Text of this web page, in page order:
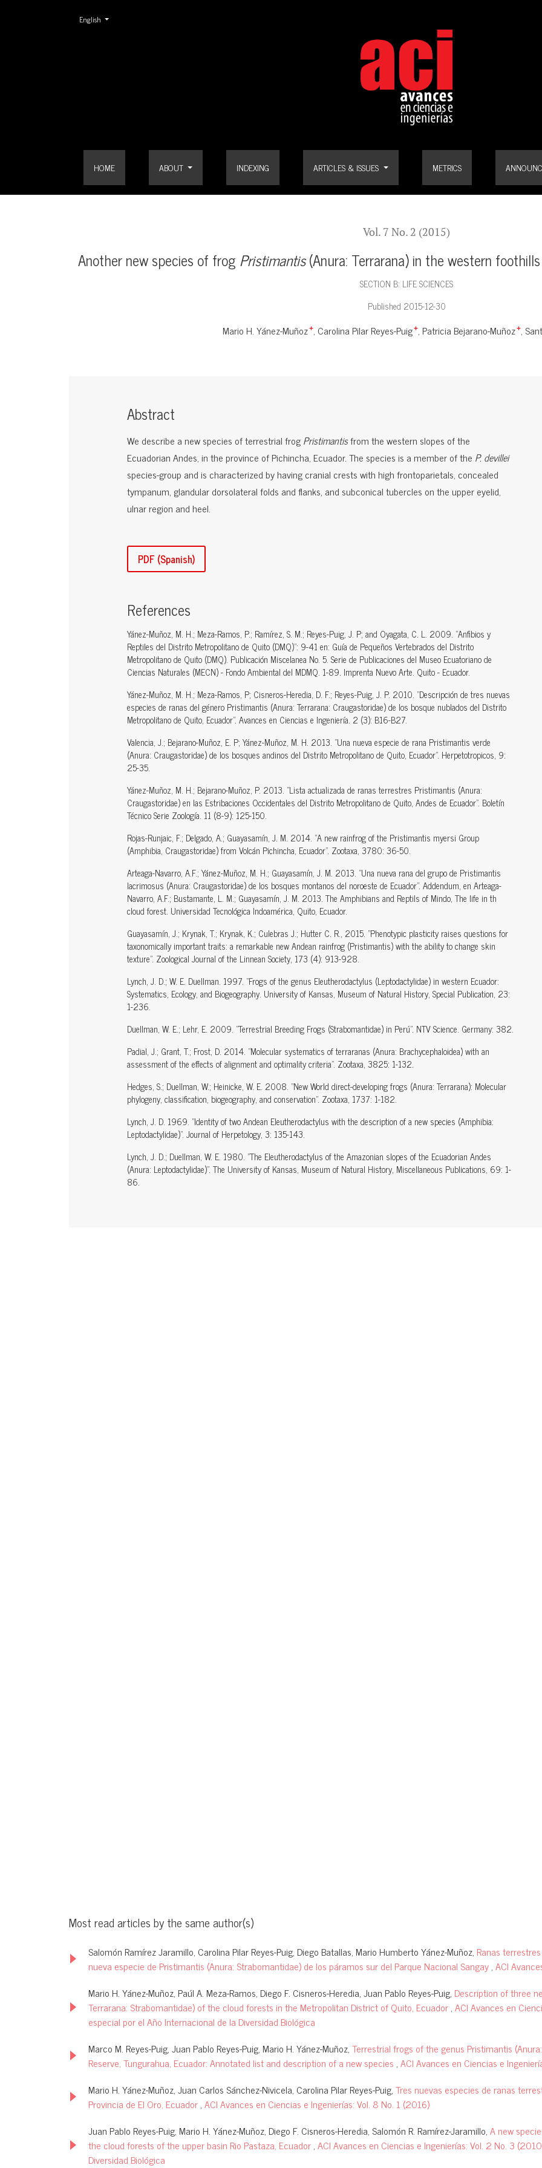
Another new species of frog <em>Pristimantis</em> (Anura: Terrarana) in the western foothills of the Pichincha Volcano,
HOME ABOUT INDEXING ARTICLES & ISSUES METRICS
Change the language. The current language is:
English
Vol. 7 No. 2 (2015)
Another new species of frog Pristimantis(Anura: Terrarana) in the western
SECTION B: LIFE SCIENCES
Published 2015-12-30
Mario H. Yánez-Muñoz+ Carolina Pilar Reyes-Puig+ Patricia Bejarano-Muñoz+
Abstract
We describe a new species of terrestrial frogPristimantisfrom the western slopes of the
Ecuadorian Andes, in the province of Pichincha, Ecuador. The species is a member of the P. devillei
species-group and is characterized by having cranial crests with high frontoparietals, concealed
tympanum, glandular dorsolateral folds and flanks, and subconical tubercles on the upper eyelid,
ulnar region and heel.
PDF (Spanish)
References
Yánez-Muñoz, M. H.; Meza-Ramos, P.; Ramírez, S. M.; Reyes-Puig, J. P; and Oyagata, C. L. 2009. "Anfibios y
Reptiles del Distrito Metropolitano de Quito (DMQ)": 9-41 en: Guía de Pequeños Vertebrados del Distrito
Metropolitano de Quito (DMQ). Publicación Miscelanea No. 5. Serie de Publicaciones del Museo Ecuatoriano de
Ciencias Naturales (MECN) - Fondo Ambiental del MDMQ. 1-89. Imprenta Nuevo Arte. Quito - Ecuador.
Yánez-Muñoz, M. H.; Meza-Ramos, P; Cisneros-Heredia, D. F.; Reyes-Puig, J. P. 2010. "Descripción de tres nuevas
especies de ranas del género Pristimantis (Anura: Terrarana: Craugastoridae) de los bosque nublados del Distrito
Metropolitano de Quito, Ecuador". Avances en Ciencias e Ingeniería. 2 (3): B16-B27.
Valencia, J.; Bejarano-Muñoz, E. P; Yánez-Muñoz, M. H. 2013. "Una nueva especie de rana Pristimantis verde
(Anura: Craugastoridae) de los bosques andinos del Distrito Metropolitano de Quito, Ecuador". Herpetotropicos, 9:
25-35.
Yánez-Muñoz, M. H.; Bejarano-Muñoz, P. 2013. "Lista actualizada de ranas terrestres Pristimantis (Anura:
Craugastoridae) en las Estribaciones Occidentales del Distrito Metropolitano de Quito, Andes de Ecuador". Boletín
Técnico Serie Zoología. 11 (8-9): 125-150.
Rojas-Runjaic, F.; Delgado, A.; Guayasamín, J. M. 2014. "A new rainfrog of the Pristimantis myersi Group
(Amphibia, Craugastoridae) from Volcán Pichincha, Ecuador". Zootaxa, 3780: 36-50.
Arteaga-Navarro, A.F.; Yánez-Muñoz, M. H.; Guayasamín, J. M. 2013. "Una nueva rana del grupo de Pristimantis
lacrimosus (Anura: Craugastoridae) de los bosques montanos del noroeste de Ecuador". Addendum, en Arteaga-
Navarro, A.F.; Bustamante, L. M.; Guayasamín, J. M. 2013. The Amphibians and Reptils of Mindo, The life in th
cloud forest. Universidad Tecnológica Indoamérica, Quito, Ecuador.
Guayasamín, J.; Krynak, T.; Krynak, K.; Culebras J.; Hutter C. R., 2015. "Phenotypic plasticity raises questions for
taxonomically important traits: a remarkable new Andean rainfrog (Pristimantis) with the ability to change skin
texture". Zoological Journal of the Linnean Society, 173 (4): 913-928.
Lynch, J. D.; W. E. Duellman. 1997. "Frogs of the genus Eleutherodactylus (Leptodactylidae) in western Ecuador:
Systematics, Ecology, and Biogeography. University of Kansas, Museum of Natural History, Special Publication, 23:
1-236.
Duellman, W. E.; Lehr, E. 2009. "Terrestrial Breeding Frogs (Strabomantidae) in Perú". NTV Science. Germany: 382.
Padial, J.; Grant, T.; Frost, D. 2014. "Molecular systematics of terraranas (Anura: Brachycephaloidea) with an
assessment of the effects of alignment and optimality criteria". Zootaxa, 3825: 1-132.
Hedges, S.; Duellman, W.; Heinicke, W. E. 2008. "New World direct-developing frogs (Anura: Terrarana): Molecular
phylogeny, classification, biogeography, and conservation". Zootaxa, 1737: 1-182.
Lynch, J. D. 1969. "Identity of two Andean Eleutherodactylus with the description of a new species (Amphibia:
Leptodactylidae)". Journal of Herpetology, 3: 135-143.
Lynch, J. D.; Duellman, W. E. 1980. "The Eleutherodactylus of the Amazonian slopes of the Ecuadorian Andes
(Anura: Leptodactylidae)". The University of Kansas, Museum of Natural History, Miscellaneous Publications, 69: 1-
86.
Most read articles by the same author(s)
Salomón Ramírez Jaramillo, Carolina Pilar Reyes-Puig, Diego Batallas, Mario Humberto Yánez-Muñoz, Ranas
nueva especie de Pristimantis (Anura: Strabomantidae) de los páramos sur del Parque Nacional Sangay,ACI
Mario H. Yánez-Muñoz, Paúl A. Meza-Ramos, Diego F. Cisneros-Heredia, Juan Pablo Reyes-Puig, Description of three
Terrarana: Strabomantidae) of the cloud forests in the Metropolitan District of Quito, Ecuador,ACI Avances en
especial por el Año Internacional de la Diversidad Biológica
Marco M. Reyes-Puig, Juan Pablo Reyes-Puig, Mario H. Yánez-Muñoz,Terrestrial frogs of the genus Pristimantis
Reserve, Tungurahua, Ecuador: Annotated list and description of a new species ,ACI Avances en Ciencias e
Mario H. Yánez-Muñoz, Juan Carlos Sánchez-Nivicela, Carolina Pilar Reyes-Puig,Tres nuevas especies de ranas
Provincia de El Oro, Ecuador,ACI Avances en Ciencias e Ingenierías: Vol. 8 No. 1 (2016)
Juan Pablo Reyes-Puig, Mario H. Yánez-Muñoz, Diego F. Cisneros-Heredia, Salomón R. Ramírez-Jaramillo,A new
the cloud forests of the upper basin Rio Pastaza, Ecuador,ACI Avances en Ciencias e Ingenierías: Vol. 2 No. 3
Diversidad Biológica